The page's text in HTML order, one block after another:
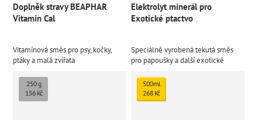
Doplněk stravy BEAPHAR
Vitamin Cal
Vitamínová směs pro psy, kočky,
ptáky a malá zvířata
250 g
156 Kč
Elektrolyt minerál pro
Exotické ptactvo
Speciálně vyrobená tekutá směs
pro papoušky a další exotické
podporuje díky vyváženému
poměru účinných látek letový
výkon, rychlou regeneraci a
500ml
268 Kč